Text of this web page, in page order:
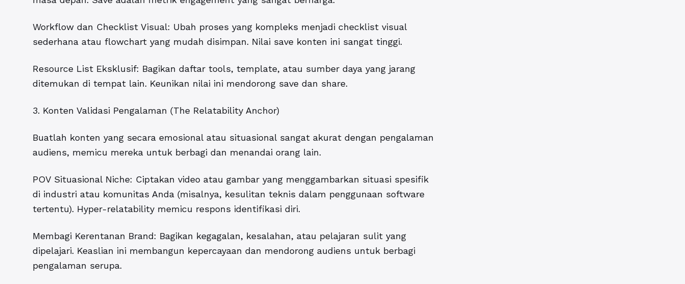
Workflow dan Checklist Visual: Ubah proses yang kompleks menjadi checklist visual
sederhana atau flowchart yang mudah disimpan. Nilai save konten ini sangat tinggi.
Resource List Eksklusif: Bagikan daftar tools, template, atau sumber daya yang jarang
ditemukan di tempat lain. Keunikan nilai ini mendorong save dan share.
3. Konten Validasi Pengalaman (The Relatability Anchor)
Buatlah konten yang secara emosional atau situasional sangat akurat dengan pengalaman
audiens, memicu mereka untuk berbagi dan menandai orang lain.
POV Situasional Niche: Ciptakan video atau gambar yang menggambarkan situasi spesifik
di industri atau komunitas Anda (misalnya, kesulitan teknis dalam penggunaan software
tertentu). Hyper-relatability memicu respons identifikasi diri.
Membagi Kerentanan Brand: Bagikan kegagalan, kesalahan, atau pelajaran sulit yang
dipelajari. Keaslian ini membangun kepercayaan dan mendorong audiens untuk berbagi
pengalaman serupa.